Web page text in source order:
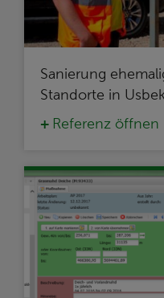
Sanierung
Standorte in
Referenz öffnen